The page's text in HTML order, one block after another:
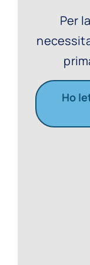
Per
Ho